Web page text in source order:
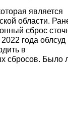
является
области.
сброс
года облсуд
в
сбросов. Было